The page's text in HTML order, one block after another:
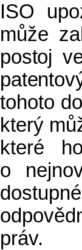
ISO
může
postoj
tohoto
který
které
o
práv.